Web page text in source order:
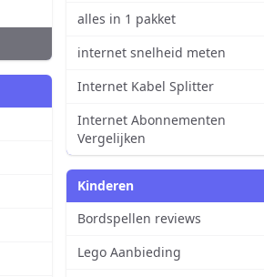
alles in 1 pakket
internet snelheid meten
Internet Kabel Splitter
Internet Abonnementen
Vergelijken
Kinderen
Bordspellen reviews
Lego Aanbieding